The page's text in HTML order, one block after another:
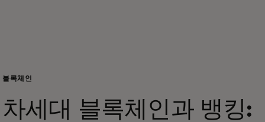
모두를 위한 가치
블록체인
차세대 블록체인과 뱅킹: